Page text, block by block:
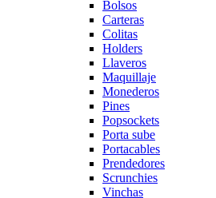
Bolsos
Carteras
Colitas
Holders
Llaveros
Maquillaje
Monederos
Pines
Popsockets
Porta sube
Portacables
Prendedores
Scrunchies
Vinchas